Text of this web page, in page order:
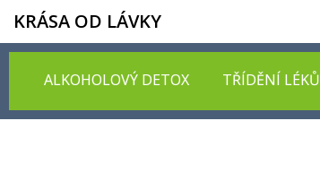
KRÁSA OD LÁVKY
ALKOHOLOVÝ DETOX TŘÍDĚNÍ LÉKŮ